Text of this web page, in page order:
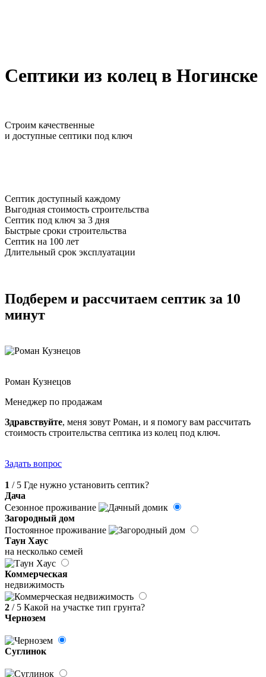
Септики из колец в Ногинске
Строим качественные
и доступные септики под ключ
Септик доступный каждому
Выгодная стоимость строительства
Септик под ключ за 3 дня
Быстрые сроки строительства
Септик на 100 лет
Длительный срок эксплуатации
Подберем и рассчитаем септик за 10
минут
Роман Кузнецов
Менеджер по продажам
Здравствуйте, меня зовут Роман, и я помогу вам рассчитать
стоимость строительства септика из колец под ключ.
Задать вопрос
1 / 5 Где нужно установить септик?
Дача
Сезонное проживание
Загородный дом
Постоянное проживание
Таун Хаус
на несколько семей
Коммерческая
недвижимость
2 / 5 Какой на участке тип грунта?
Чернозем
Суглинок